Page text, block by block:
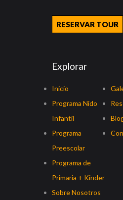
RESERVAR TOUR
Explorar
Inicio
Programa Nido
Infantil
Programa
Preescolar
Programa de
Primaria + Kinder
Sobre Nosotros